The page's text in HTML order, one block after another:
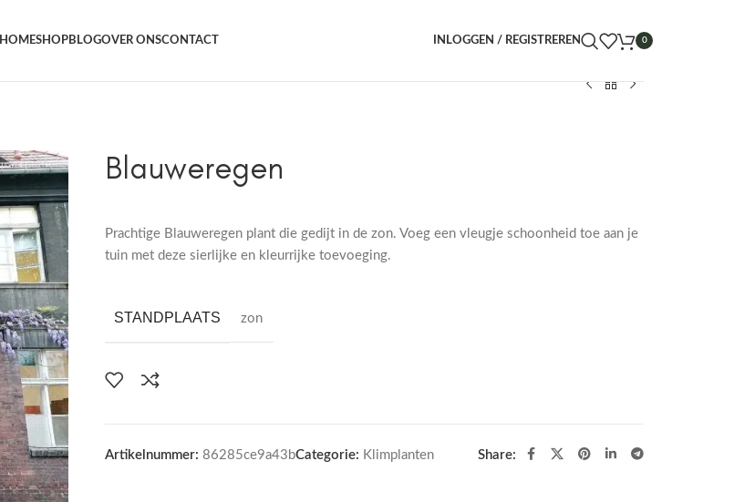
HOMESHOPBLOGOVER ONSCONTACT INLOGGEN / REGISTREREN 0
Blauweregen
Prachtige Blauweregen plant die gedijt in de zon. Voeg een vleugje schoonheid toe aan je
tuin met deze sierlijke en kleurrijke toevoeging.
STANDPLAATS zon
Artikelnummer: 86285ce9a43bCategorie: Klimplanten Share: